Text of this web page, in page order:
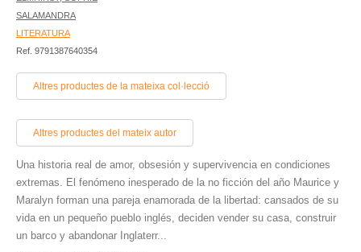
SALAMANDRA
LITERATURA
Ref. 9791387640354
Altres productes de la mateixa col·lecció
Altres productes del mateix autor
Una historia real de amor, obsesión y supervivencia en condiciones
extremas. El fenómeno inesperado de la no ficción del año Maurice y
Maralyn forman una pareja enamorada de la libertad: cansados de su
vida en un pequeño pueblo inglés, deciden vender su casa, construir
un barco y abandonar Inglaterr...